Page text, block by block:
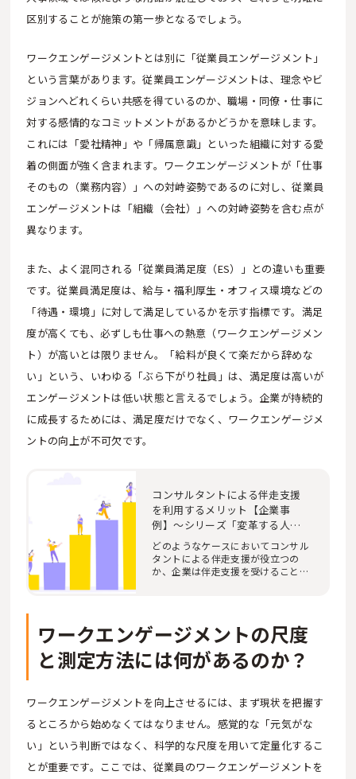
区別することが施策の第一歩となるでしょう。
ワークエンゲージメントとは別に「従業員エンゲージメント」
という言葉があります。従業員エンゲージメントは、理念やビ
ジョンへどれくらい共感を得ているのか、職場・同僚・仕事に
対する感情的なコミットメントがあるかどうかを意味します。
これには「愛社精神」や「帰属意識」といった組織に対する愛
着の側面が強く含まれます。ワークエンゲージメントが「仕事
そのもの（業務内容）」への対峙姿勢であるのに対し、従業員
エンゲージメントは「組織（会社）」への対峙姿勢を含む点が
異なります。
また、よく混同される「従業員満足度（ES）」との違いも重要
です。従業員満足度は、給与・福利厚生・オフィス環境などの
「待遇・環境」に対して満足しているかを示す指標です。満足
度が高くても、必ずしも仕事への熱意（ワークエンゲージメン
ト）が高いとは限りません。「給料が良くて楽だから辞めな
い」という、いわゆる「ぶら下がり社員」は、満足度は高いが
エンゲージメントは低い状態と言えるでしょう。企業が持続的
に成長するためには、満足度だけでなく、ワークエンゲージメ
ントの向上が不可欠です。
コンサルタントによる伴走支援
を利用するメリット【企業事
例】～シリーズ「変革する人に
は伴走者が必要だ」④
どのようなケースにおいてコンサル
タントによる伴走支援が役立つの
か、企業は伴走支援を受けることで
ワークエンゲージメントの尺度
と測定方法には何があるのか？
ワークエンゲージメントを向上させるには、まず現状を把握す
るところから始めなくてはなりません。感覚的な「元気がな
い」という判断ではなく、科学的な尺度を用いて定量化するこ
とが重要です。ここでは、従業員のワークエンゲージメントを